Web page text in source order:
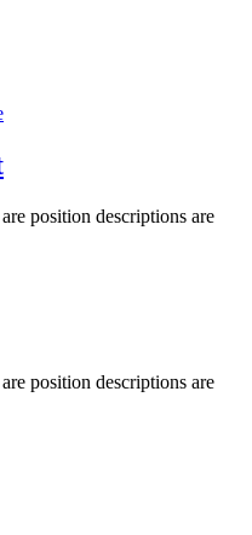
position descriptions are
position descriptions are